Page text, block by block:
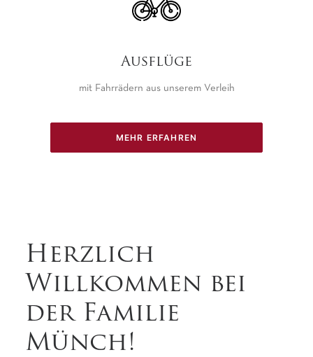
Ausflüge
mit Fahrrädern aus unserem Verleih
MEHR ERFAHREN
Herzlich
Willkommen bei
der Familie
Münch!